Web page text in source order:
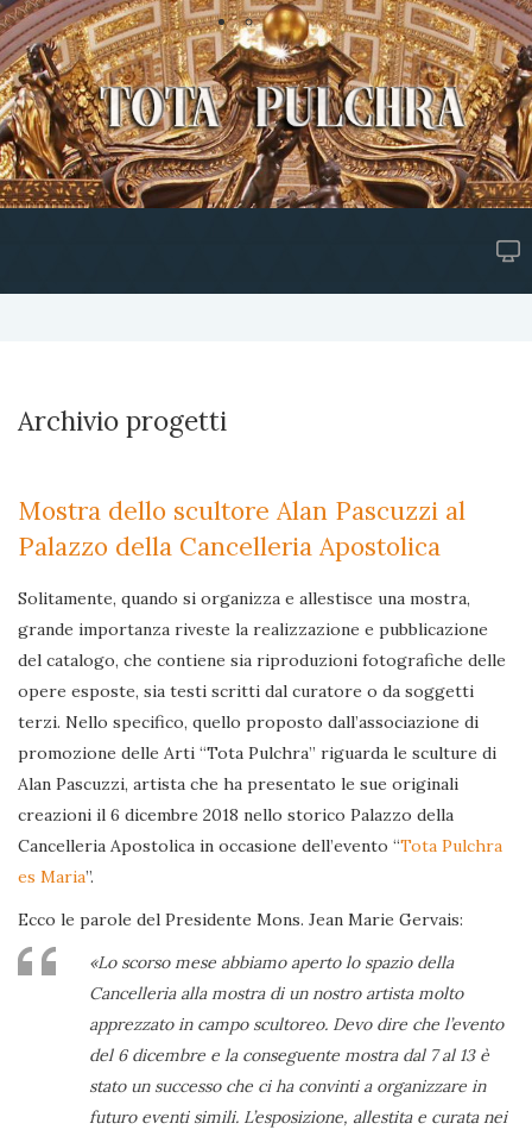
Archivio progetti
Mostra dello scultore Alan Pascuzzi al
Palazzo della Cancelleria Apostolica
Solitamente, quando si organizza e allestisce una mostra,
grande importanza riveste la realizzazione e pubblicazione
del catalogo, che contiene sia riproduzioni fotografiche delle
opere esposte, sia testi scritti dal curatore o da soggetti
terzi. Nello specifico, quello proposto dall’associazione di
promozione delle Arti “Tota Pulchra” riguarda le sculture di
Alan Pascuzzi, artista che ha presentato le sue originali
creazioni il 6 dicembre 2018 nello storico Palazzo della
Cancelleria Apostolica in occasione dell’evento “Tota Pulchra
es Maria”.
Ecco le parole del Presidente Mons. Jean Marie Gervais:
«Lo scorso mese abbiamo aperto lo spazio della
Cancelleria alla mostra di un nostro artista molto
apprezzato in campo scultoreo. Devo dire che l’evento
del 6 dicembre e la conseguente mostra dal 7 al 13 è
stato un successo che ci ha convinti a organizzare in
futuro eventi simili. L’esposizione, allestita e curata nei